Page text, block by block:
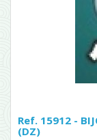
Ref. 15912 -
(DZ)